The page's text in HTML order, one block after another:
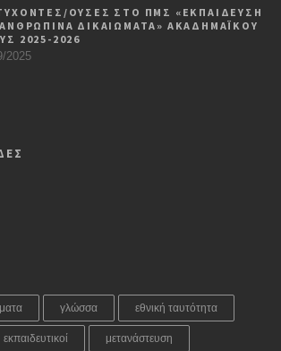
ΟΥΣΕΣ ΣΤΟ ΠΜΣ «ΕΚΠΑΙΔΕΥΣΗ
ΑΝΘΡΩΠΙΝΑ ΔΙΚΑΙΩΜΑΤΑ» ΑΚΑΔΗΜΑΪΚΟΥ
2025-2026
2025
γλώσσα εθνική ταυτότητα
εκπαιδευτικοί μετανάστευση